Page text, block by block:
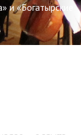
и «Богатырские